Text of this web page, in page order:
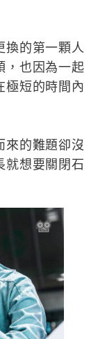
換的第一顆人
，也因為一起
極短的時間內
來的難題卻沒
就想要關閉石